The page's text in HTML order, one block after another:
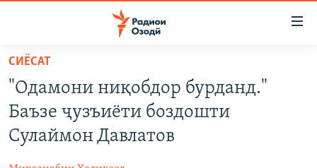
Ҷаҳиш
мояи
аслӣ
Ҷаҳиш
ба
феҳристи
ГӮШАҲО
ИҚТИСОД
ГАПИ ОЗОД
РӮЗГОРИ МУҲОҶИР
СИЁСАТ
"Одамони ниқобдор бурданд."
Баъзе ҷузъиёти боздошти
Сулаймон Давлатов